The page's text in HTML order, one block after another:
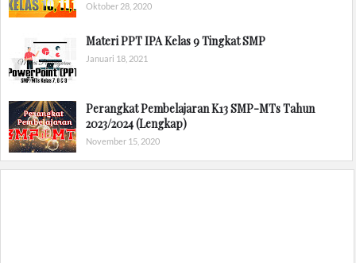
Oktober 28, 2020
Materi PPT IPA Kelas 9 Tingkat SMP
Januari 18, 2021
Perangkat Pembelajaran K13 SMP-MTs Tahun
2023/2024 (Lengkap)
November 15, 2020